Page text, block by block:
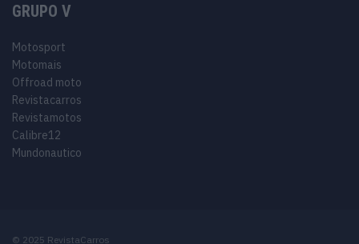
GRUPO V
Motosport
Motomais
Offroad moto
Revistacarros
Revistamotos
Calibre12
Mundonautico
© 2025 RevistaCarros